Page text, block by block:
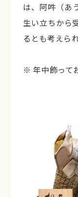
は、阿吽（あ
生い立ちから
るとも考えら
※ 年中飾って